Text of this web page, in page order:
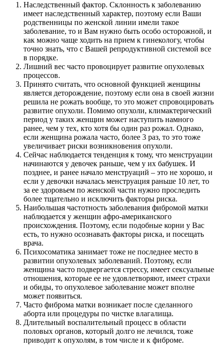
Наследственный фактор. Склонность к заболеванию
имеет наследственный характер, поэтому если Ваши
родственницы по женской линии имели такое
заболевание, то и Вам нужно быть особо осторожной, и
как можно чаще ходить на прием к гинекологу, чтобы
точно знать, что с Вашей репродуктивной системой все
в порядке.
Лишний вес часто провоцирует развитие опухолевых
процессов.
Принято считать, что основной функцией женщины
является деторождение, поэтому если она в своей жизни
решила не рожать вообще, то это может спровоцировать
развитие опухоли. Помимо опухоли, климактерический
период у таких женщин может наступить намного
ранее, чем у тех, кто хотя бы один раз рожал. Однако,
если женщина рожала часто, более 3 раз, то это тоже
увеличивает риски возникновения опухоли.
Сейчас наблюдается тенденция к тому, что менструации
начинаются у девочек раньше, чем у их бабушек. И
позднее, и ранее начало менструаций – это не хорошо, и
если у девочки началась менструация раньше 10 лет, то
за ее здоровьем по женской части нужно проследить
более тщательно и исключить факторы риска.
Наибольшая частотность заболевания фибромой матки
наблюдается у женщин афро-американского
происхождения. Поэтому, если подобные корни у Вас
есть, то нужно осознавать факторы риска, и посещать
врача.
Психосоматика занимает тоже не последнее место в
развитии опухолевых заболеваний. Поэтому, если
женщина часто подвергается стрессу, имеет сексуальные
отношения, которые ее не удовлетворяют, имеет страхи
и обиды, то опухолевое заболевание может вполне
может появиться.
Часто фиброма матки возникает после сделанного
аборта или процедуры по чистке влагалища.
Длительный воспалительный процесс в области
половых органов, который долго не лечился, тоже
приводит к опухолям, в том числе и к фиброме.